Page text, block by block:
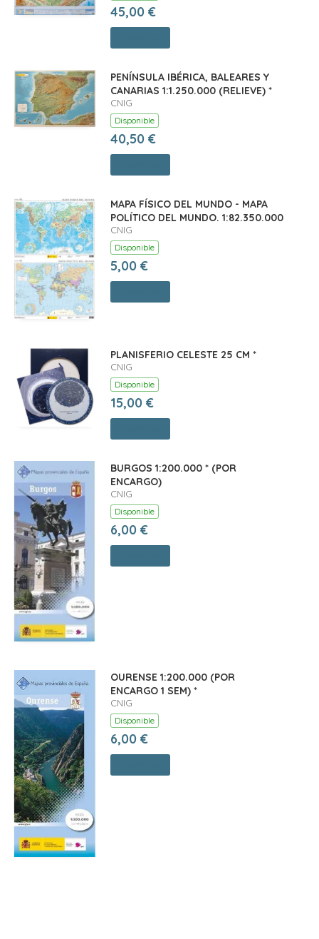
45,00 €
PENÍNSULA IBÉRICA, BALEARES Y
CANARIAS 1:1.250.000 (RELIEVE) *
CNIG
Disponible
40,50 €
MAPA FÍSICO DEL MUNDO - MAPA
POLÍTICO DEL MUNDO. 1:82.350.000
CNIG
Disponible
5,00 €
PLANISFERIO CELESTE 25 CM *
CNIG
Disponible
15,00 €
BURGOS 1:200.000 * (POR
ENCARGO)
CNIG
Disponible
6,00 €
OURENSE 1:200.000 (POR
ENCARGO 1 SEM) *
CNIG
Disponible
6,00 €